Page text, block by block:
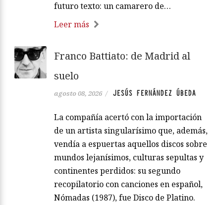
futuro texto: un camarero de…
Leer más
Franco Battiato: de Madrid al
suelo
agosto 08, 2026 / JESÚS FERNÁNDEZ ÚBEDA
La compañía acertó con la importación
de un artista singularísimo que, además,
vendía a espuertas aquellos discos sobre
mundos lejanísimos, culturas sepultas y
continentes perdidos: su segundo
recopilatorio con canciones en español,
Nómadas (1987), fue Disco de Platino.